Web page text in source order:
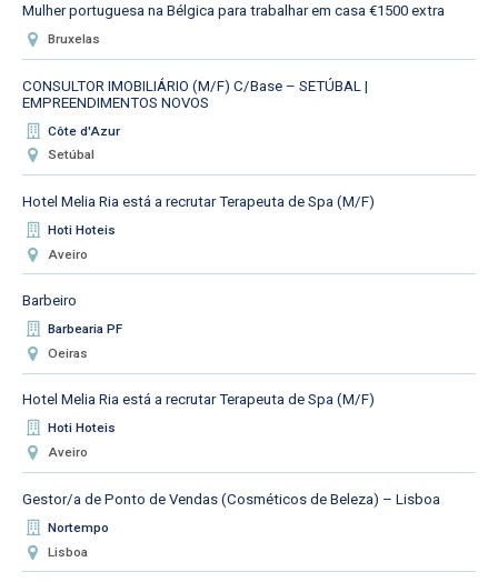
Mulher portuguesa na Bélgica para trabalhar em casa €1500 extra
Bruxelas
CONSULTOR IMOBILIÁRIO (M/F) C/Base – SETÚBAL |
EMPREENDIMENTOS NOVOS
Côte d'Azur
Setúbal
Hotel Melia Ria está a recrutar Terapeuta de Spa (M/F)
Hoti Hoteis
Aveiro
Barbeiro
Barbearia PF
Oeiras
Hotel Melia Ria está a recrutar Terapeuta de Spa (M/F)
Hoti Hoteis
Aveiro
Gestor/a de Ponto de Vendas (Cosméticos de Beleza) – Lisboa
Nortempo
Lisboa